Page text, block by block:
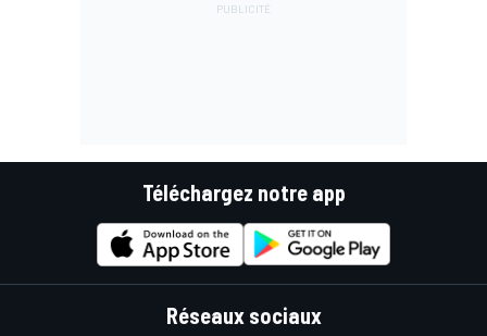
Téléchargez notre app
Réseaux sociaux